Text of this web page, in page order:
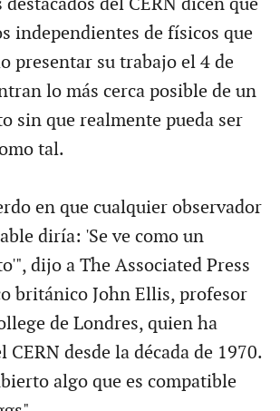
del CERN dicen que
independientes de físicos que
presentar su trabajo el 4 de
lo más cerca posible de un
sin que realmente pueda ser
tal.
en que cualquier observador
diría: 'Se ve como un
dijo a The Associated Press
británico John Ellis, profesor
de Londres, quien ha
CERN desde la década de 1970.
algo que es compatible